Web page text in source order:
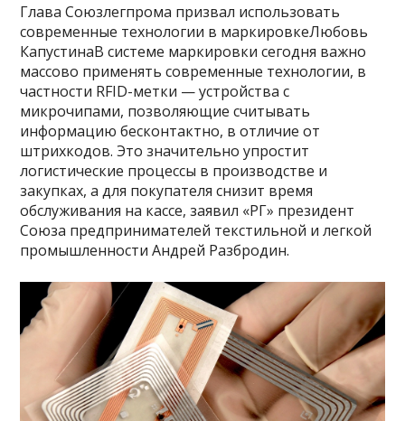
Глава Союзлегпрома призвал использовать
современные технологии в маркировкеЛюбовь
КапустинаВ системе маркировки сегодня важно
массово применять современные технологии, в
частности RFID-метки — устройства с
микрочипами, позволяющие считывать
информацию бесконтактно, в отличие от
штрихкодов. Это значительно упростит
логистические процессы в производстве и
закупках, а для покупателя снизит время
обслуживания на кассе, заявил «РГ» президент
Союза предпринимателей текстильной и легкой
промышленности Андрей Разбродин.